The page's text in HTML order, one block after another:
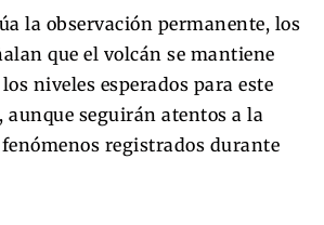
la observación permanente, los
que el volcán se mantiene
niveles esperados para este
aunque seguirán atentos a la
registrados durante